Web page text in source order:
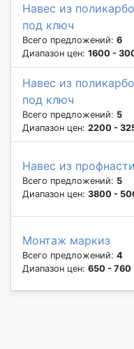
Навес из
под ключ
Всего предложений: 6
Диапазон цен: 1600 -
Навес из
под ключ
Всего предложений: 5
Диапазон цен: 2200 -
Навес из
Всего предложений: 5
Диапазон цен: 3800 -
Монтаж маркиз
Всего предложений: 4
Диапазон цен: 650 - 760